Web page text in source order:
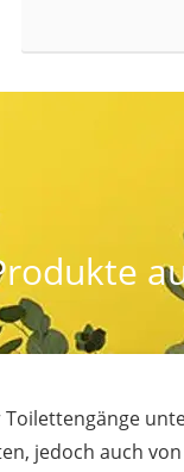
jedoch auch